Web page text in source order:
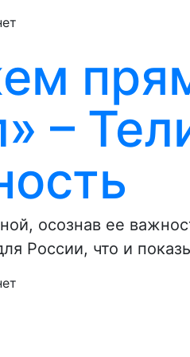
–
осознав ее
России, что и